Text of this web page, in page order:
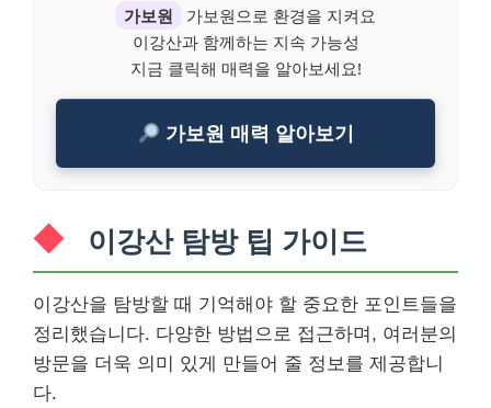
가보원
가보원으로 환경을 지켜요
이강산과 함께하는 지속 가능성
지금 클릭해 매력을 알아보세요!
가보원 매력 알아보기
이강산 탐방 팁 가이드
이강산을 탐방할 때 기억해야 할 중요한 포인트들을
정리했습니다. 다양한 방법으로 접근하며, 여러분의
방문을 더욱 의미 있게 만들어 줄 정보를 제공합니
다.